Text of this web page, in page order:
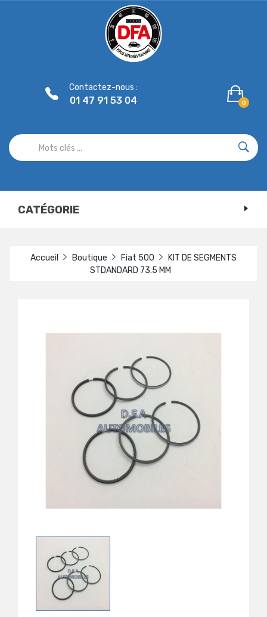
0
Contactez-nous :
01 47 91 53 04
CATÉGORIE
Accueil Boutique Fiat 500
KIT DE SEGMENTS
STDANDARD 73.5 MM
Panneau de gestion des cookies